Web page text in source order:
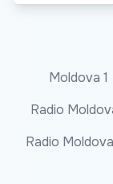
Moldova 1
Radio
Radio